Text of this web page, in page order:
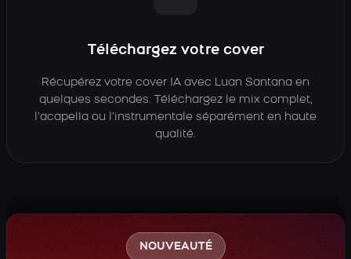
Téléchargez votre cover
Récupérez votre cover IA avec Luan Santana en
quelques secondes. Téléchargez le mix complet,
l’acapella ou l’instrumentale séparément en haute
qualité.
NOUVEAUTÉ